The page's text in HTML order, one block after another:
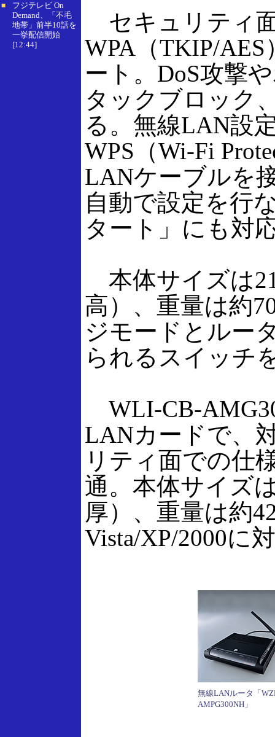
■
フジテレビ On
Demand、「不毛
地帯」前半10話を
一挙配信開始
[12:44]
セキュリティ
WPA（TKIP/
ート。DoS攻撃
タックブロック
る。無線LAN設
WPS（Wi-Fi
LANケーブルを
自動で設定を行
タート」にも対
本体サイズは
高）、重量は約
ジモードとルー
られるスイッチ
WLI-CB-
LANカードで、
リティ面での仕
通。本体サイズ
厚）、重量は約
Vista/XP/2000に
無線LANルータ「
AMPG300NH」